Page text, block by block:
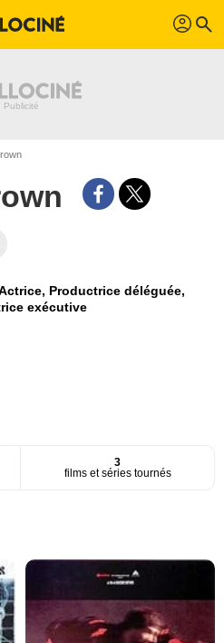
profil search
Productrice déléguée,
exécutive
3
films et séries tournés